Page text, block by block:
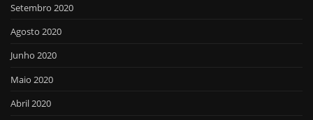
Setembro 2020
Agosto 2020
Junho 2020
Maio 2020
Abril 2020